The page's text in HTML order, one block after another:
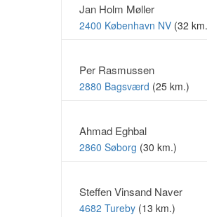
Jan Holm Møller
2400 København NV (32
Per Rasmussen
2880 Bagsværd (25 km.)
Ahmad Eghbal
2860 Søborg (30 km.)
Steffen Vinsand Naver
4682 Tureby (13 km.)